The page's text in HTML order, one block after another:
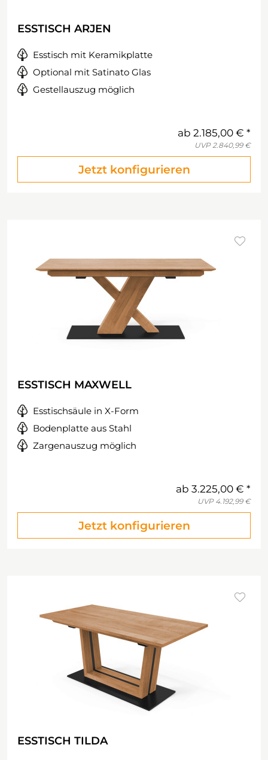
ESSTISCH ARJEN
Esstisch mit Keramikplatte
Optional mit Satinato Glas
Gestellauszug möglich
ab 2.185,00 €
UVP 2.840,99 €
Jetzt konfigurieren
ESSTISCH MAXWELL
Esstischsäule in X-Form
Bodenplatte aus Stahl
Zargenauszug möglich
ab 3.225,00 €
UVP 4.192,99 €
Jetzt konfigurieren
ESSTISCH TILDA